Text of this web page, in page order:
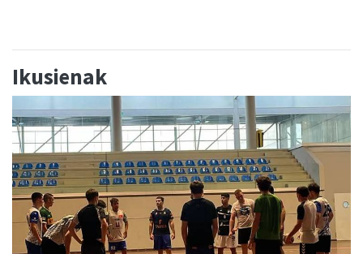
Ikusienak